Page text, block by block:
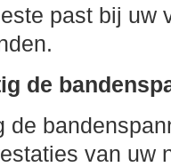
past bij uw
de
de
van uw